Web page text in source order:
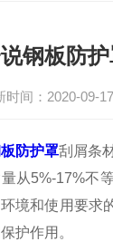
钢板防
时间：2020-
防护罩刮屑条
从5%-17%不
境和使用要求
护作用。